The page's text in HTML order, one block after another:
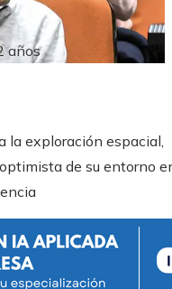
años
la exploración espacial,
de su entorno